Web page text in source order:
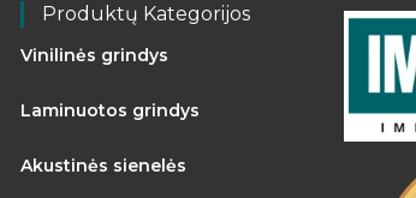
Produktų Kategorijos
Vinilinės grindys
Laminuotos grindys
Akustinės sienelės